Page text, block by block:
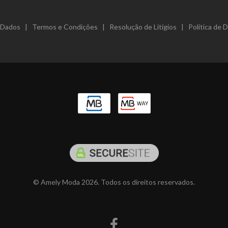
| Termos e Condições | Resolução de Litígios | Política de
© Amely Moda 2026. Todos os direitos reservados.